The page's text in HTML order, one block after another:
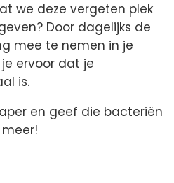
we deze vergeten plek
Door dagelijks de
mee te nemen in je
ervoor dat je
is.
en geef die bacteriën